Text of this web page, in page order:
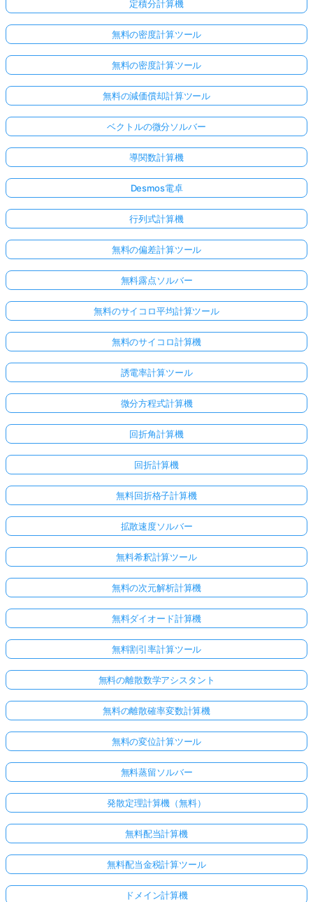
定積分計算機
無料の密度計算ツール
無料の密度計算ツール
無料の減価償却計算ツール
ベクトルの微分ソルバー
導関数計算機
Desmos電卓
行列式計算機
無料の偏差計算ツール
無料露点ソルバー
無料のサイコロ平均計算ツール
無料のサイコロ計算機
誘電率計算ツール
微分方程式計算機
回折角計算機
回折計算機
無料回折格子計算機
拡散速度ソルバー
無料希釈計算ツール
無料の次元解析計算機
無料ダイオード計算機
無料割引率計算ツール
無料の離散数学アシスタント
無料の離散確率変数計算機
無料の変位計算ツール
無料蒸留ソルバー
発散定理計算機（無料）
無料配当計算機
無料配当金税計算ツール
ドメイン計算機